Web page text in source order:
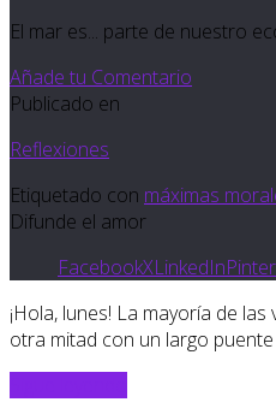
El mar es... parte de nuestro
Añade tu Comentario
Publicado en
Reflexiones
Etiquetado con máximas
Difunde el amor
FacebookXLinkedIn
¡Hola, lunes! La mayoría de
otra mitad con un largo